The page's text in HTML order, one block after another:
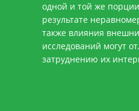
одной и той же
результате
также влияния
исследований могут
затруднению их